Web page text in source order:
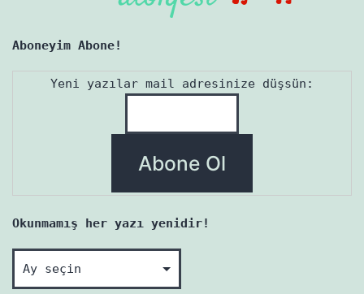
Aboneyim Abone!
Yeni yazılar mail adresinize düşsün:
Okunmamış her yazı yenidir!
Okunmamış
her